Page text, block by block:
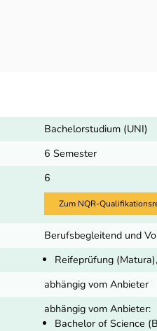
Bachelorstudium (UNI)
6 Semester
6
Zum NQR-
Berufsbegleitend und
Reifeprüfung
abhängig vom Anbieter
abhängig vom Anbieter:
Bachelor of Science